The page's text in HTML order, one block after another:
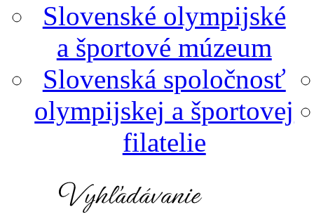
Slovenské olympijské
a športové múzeum
Slovenská spoločnosť
olympijskej a športovej
filatelie